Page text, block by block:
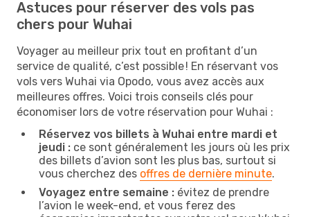
Astuces pour réserver des vols pas
chers pour Wuhai
Voyager au meilleur prix tout en profitant d’un
service de qualité, c’est possible ! En réservant vos
vols vers Wuhai via Opodo, vous avez accès aux
meilleures offres. Voici trois conseils clés pour
économiser lors de votre réservation pour Wuhai :
Réservez vos billets à Wuhai entre mardi et
jeudi : ce sont généralement les jours où les prix
des billets d’avion sont les plus bas, surtout si
vous cherchez des offres de dernière minute.
Voyagez entre semaine : évitez de prendre
l’avion le week-end, et vous ferez des